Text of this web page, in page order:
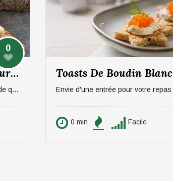
0
Toasts Aux Poires Et À La Fourme D’Ambert
Ambioz vous propose une recette gourmande qui ravira vos papilles, notamment celles des amateurs de fromage. Une entrée sucré/salée à base de poires et de Fourme d'Ambert. Idéal pour 6 personnes.
Toasts De Boudin Blanc
0 min Facile